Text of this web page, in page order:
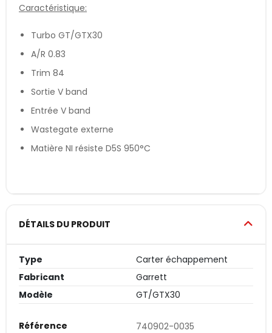
Caractéristique:
Turbo GT/GTX30
A/R 0.83
Trim 84
Sortie V band
Entrée V band
Wastegate externe
Matière NI résiste D5S 950°C
DÉTAILS DU PRODUIT
Type
Carter échappement
Fabricant
Garrett
Modèle
GT/GTX30
Référence 740902-0035